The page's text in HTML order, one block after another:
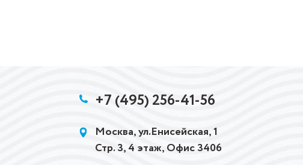
+7 (495) 256-41-56
Москва, ул.Енисейская, 1
Стр. 3, 4 этаж, Офис 3406